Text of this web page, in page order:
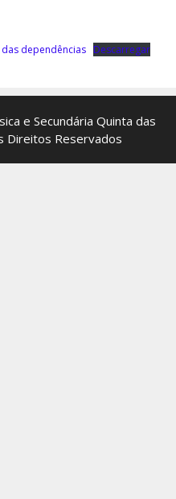
dependências Descarregar
e Secundária Quinta das
Direitos Reservados